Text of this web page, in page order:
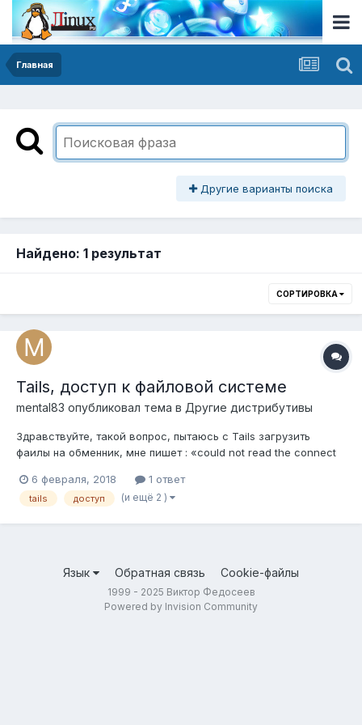
Главная
Другие варианты поиска
Найдено: 1 результат
СОРТИРОВКА
Tails, доступ к файловой системе
mental83 опубликовал тема в Другие дистрибутивы
Здравствуйте, такой вопрос, пытаюсь с Tails загрузить
фаилы на обменник, мне пишет : «could not read the connect
вариант обойти это?Заранее спасибо
6 февраля, 2018 1 ответ
tails доступ (и ещё 2 )
Язык Обратная связь Cookie-файлы
1999 - 2025 Виктор Федосеев
Powered by Invision Community